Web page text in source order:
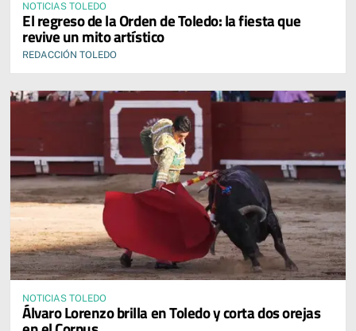
NOTICIAS TOLEDO
El regreso de la Orden de Toledo: la fiesta que
revive un mito artístico
REDACCIÓN TOLEDO
NOTICIAS TOLEDO
Álvaro Lorenzo brilla en Toledo y corta dos orejas